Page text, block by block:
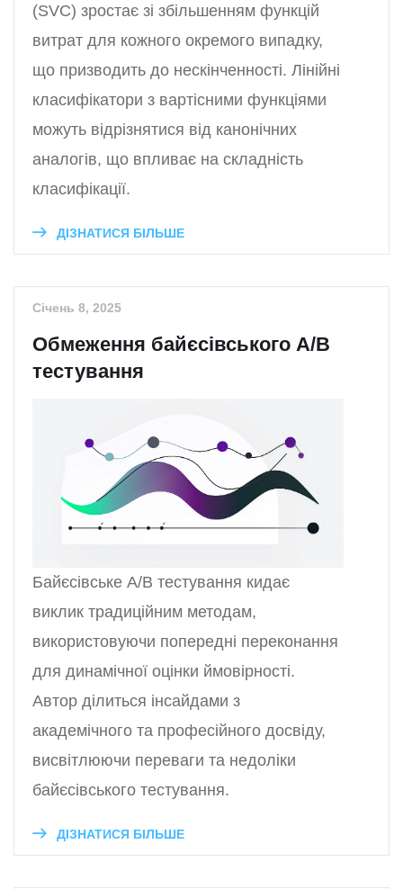
(SVC) зростає зі збільшенням функцій
витрат для кожного окремого випадку,
що призводить до нескінченності. Лінійні
класифікатори з вартісними функціями
можуть відрізнятися від канонічних
аналогів, що впливає на складність
класифікації.
ДІЗНАТИСЯ БІЛЬШЕ
Січень 8, 2025
Обмеження байєсівського A/B
тестування
Байєсівське A/B тестування кидає
виклик традиційним методам,
використовуючи попередні переконання
для динамічної оцінки ймовірності.
Автор ділиться інсайдами з
академічного та професійного досвіду,
висвітлюючи переваги та недоліки
байєсівського тестування.
ДІЗНАТИСЯ БІЛЬШЕ